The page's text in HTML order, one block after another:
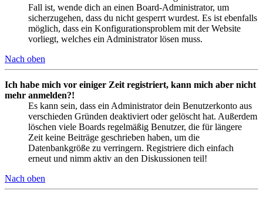
Fall ist, wende dich an einen Board-Administrator, um
sicherzugehen, dass du nicht gesperrt wurdest. Es ist ebenfalls
möglich, dass ein Konfigurationsproblem mit der Website
vorliegt, welches ein Administrator lösen muss.
Nach oben
Ich habe mich vor einiger Zeit registriert, kann mich aber nicht
mehr anmelden?!
Es kann sein, dass ein Administrator dein Benutzerkonto aus
verschieden Gründen deaktiviert oder gelöscht hat. Außerdem
löschen viele Boards regelmäßig Benutzer, die für längere
Zeit keine Beiträge geschrieben haben, um die
Datenbankgröße zu verringern. Registriere dich einfach
erneut und nimm aktiv an den Diskussionen teil!
Nach oben